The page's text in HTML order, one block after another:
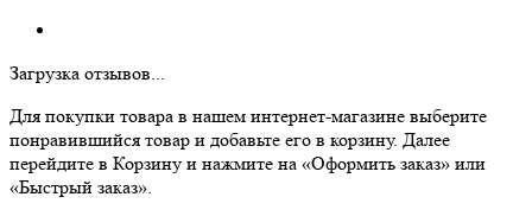
Загрузка отзывов...
Для покупки товара в нашем интернет-магазине выберите
понравившийся товар и добавьте его в корзину. Далее
перейдите в Корзину и нажмите на «Оформить заказ» или
«Быстрый заказ».